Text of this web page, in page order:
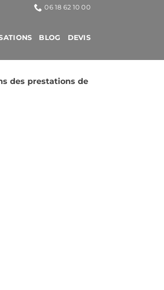
06 18 62 10 00
BLOG DEVIS
des prestations de